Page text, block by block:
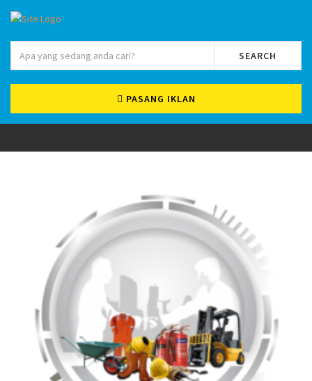
SEARCH
PASANG IKLAN